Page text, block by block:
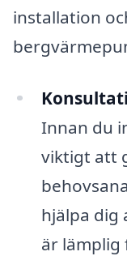
installation
Innan du
viktigt att
hjälpa dig
är lämplig